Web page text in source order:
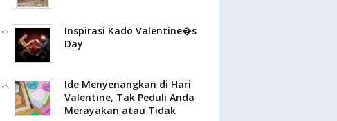
Inspirasi Kado Valentine�s
Day
Ide Menyenangkan di Hari
Valentine, Tak Peduli Anda
Merayakan atau Tidak